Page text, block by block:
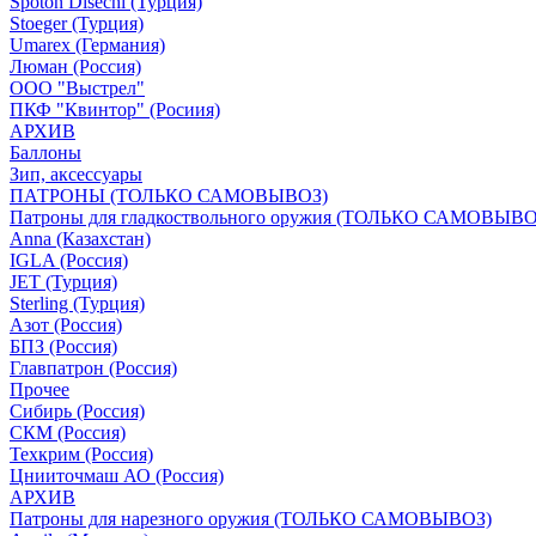
Stoeger (Турция)
Umarex (Германия)
Люман (Россия)
ООО "Выстрел"
ПКФ "Квинтор" (Росиия)
АРХИВ
Баллоны
Зип, аксессуары
ПАТРОНЫ (ТОЛЬКО САМОВЫВОЗ)
Патроны для гладкоствольного оружия (ТОЛЬКО
Anna (Казахстан)
IGLA (Россия)
JET (Турция)
Sterling (Турция)
Азот (Россия)
БПЗ (Россия)
Главпатрон (Россия)
Прочее
Сибирь (Россия)
СКМ (Россия)
Техкрим (Россия)
Цнииточмаш АО (Россия)
АРХИВ
Патроны для нарезного оружия (ТОЛЬКО САМОВЫВОЗ)